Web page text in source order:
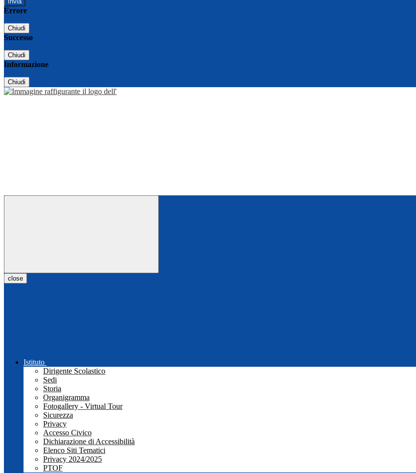
Errore
Chiudi
Successo
Chiudi
Informazione
Chiudi
close
Istituto
Dirigente Scolastico
Sedi
Storia
Organigramma
Fotogallery - Virtual Tour
Sicurezza
Privacy
Accesso Civico
Dichiarazione di Accessibilità
Elenco Siti Tematici
Privacy 2024/2025
PTOF